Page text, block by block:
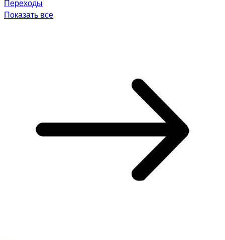
Переходы
Показать все